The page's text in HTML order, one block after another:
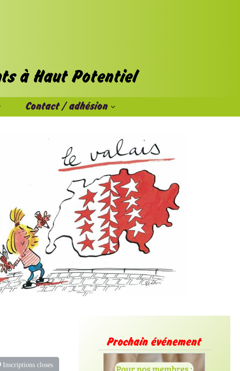
Contact / adhésion
Inscriptions closes
Prochain événement